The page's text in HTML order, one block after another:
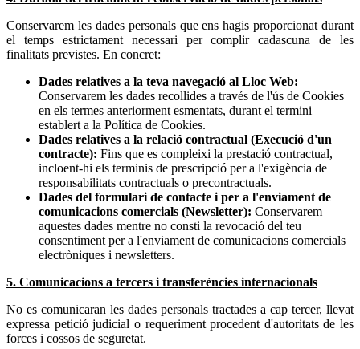
Conservarem les dades personals que ens hagis proporcionat durant
el temps estrictament necessari per complir cadascuna de les
finalitats previstes. En concret:
Dades relatives a la teva navegació al Lloc Web:
Conservarem les dades recollides a través de l'ús de Cookies
en els termes anteriorment esmentats, durant el termini
establert a la Política de Cookies.
Dades relatives a la relació contractual (Execució d'un
contracte): Fins que es compleixi la prestació contractual,
incloent-hi els terminis de prescripció per a l'exigència de
responsabilitats contractuals o precontractuals.
Dades del formulari de contacte i per a l'enviament de
comunicacions comercials (Newsletter): Conservarem
aquestes dades mentre no consti la revocació del teu
consentiment per a l'enviament de comunicacions comercials
electròniques i newsletters.
5. Comunicacions a tercers i transferències internacionals
No es comunicaran les dades personals tractades a cap tercer, llevat
expressa petició judicial o requeriment procedent d'autoritats de les
forces i cossos de seguretat.